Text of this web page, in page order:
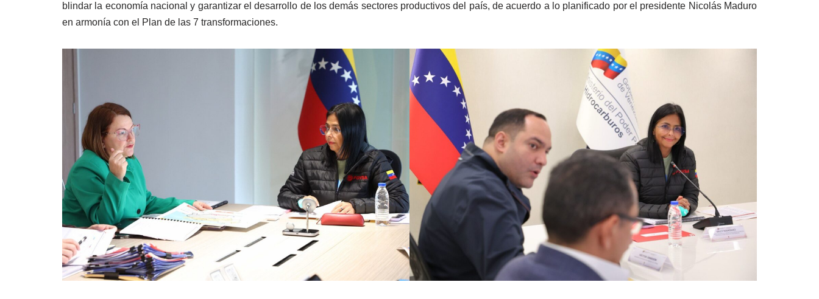
blindar la economía nacional y garantizar el desarrollo de los demás sectores productivos del país, de acuerdo a lo planificado por el presidente Nicolás Maduro
en armonía con el Plan de las 7 transformaciones.